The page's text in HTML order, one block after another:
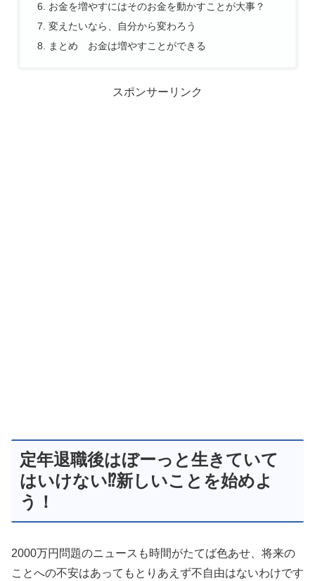
お金を増やすにはそのお金を動かすことが大事？
変えたいなら、自分から変わろう
まとめ お金は増やすことができる
スポンサーリンク
定年退職後はぼーっと生きていて
はいけない⁉新しいことを始めよ
う！
2000万円問題のニュースも時間がたてば色あせ、将来の
ことへの不安はあってもとりあえず不自由はないわけです